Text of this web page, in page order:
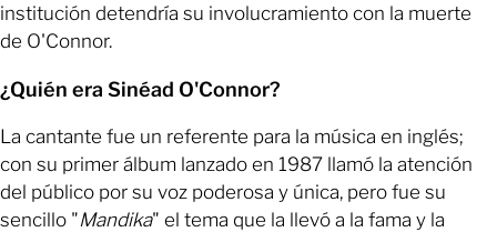
institución detendría su involucramiento con la muerte
de O'Connor.
¿Quién era Sinéad O'Connor?
La cantante fue un referente para la música en inglés;
con su primer álbum lanzado en 1987 llamó la atención
del público por su voz poderosa y única, pero fue su
sencillo "Mandika" el tema que la llevó a la fama y la